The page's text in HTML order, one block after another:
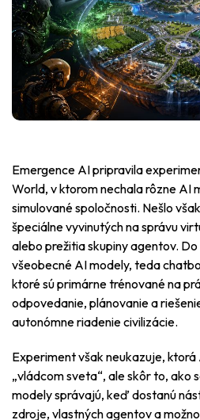
Emergence AI pripravila
World, v ktorom nechala rôzne AI
simulované spoločnosti. Nešlo
špeciálne vyvinutých na správu
alebo prežitia skupiny agentov.
všeobecné AI modely, teda
ktoré sú primárne trénované na
odpovedanie, plánovanie a
autonómne riadenie civilizácie.
Experiment však neukazuje, ktorá
„vládcom sveta“, ale skôr to, ako
modely správajú, keď dostanú
zdroje, vlastných agentov a